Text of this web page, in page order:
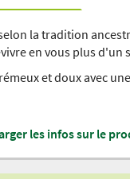
la tradition
en vous plus d'un
et doux avec
les infos sur le